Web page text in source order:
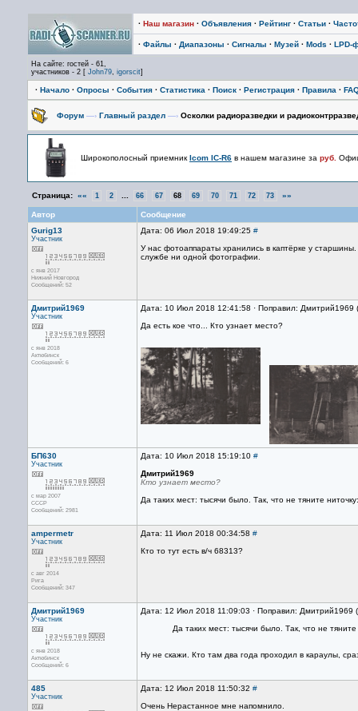
· Наш магазин · Объявления · Рейтинг · Статьи ·
· Файлы · Диапазоны · Сигналы · Музей · Mods · LPD-
На сайте: гостей - 61,
участников - 2 [ John79, igorscit]
· Начало · Опросы · События · Статистика · Поиск · Регистрация · Правила ·
Форум —› Главный раздел —› Осколки радиоразведки и
Широкополосный приемник Icom IC-R6 в нашем магазине за руб.
Страница: «« 1 2 66 67 68 69 70 71 72 73 »»
Автор
Сообщение
Gurig13
Участник
с янв 2017
Нижний Новгород
Сообщений: 52
Дата: 06 Июл 2018 19:49:25 #
У нас фотоаппараты хранились в каптёрке у
службе ни одной фотографии.
Дмитрий1969
Участник
с янв 2018
Актюбинск
Сообщений: 6
Дата: 10 Июл 2018 12:41:58 · Поправил:
Да есть кое что... Кто узнает место?
БП630
Участник
с мар 2007
CCCP
Сообщений: 2981
Дата: 10 Июл 2018 15:19:10 #
Дмитрий1969
Кто узнает место?
Да таких мест: тысячи было. Так, что не тяните
ampermetr
Участник
с авг 2014
Рига
Сообщений: 347
Дата: 11 Июл 2018 00:34:58 #
Кто то тут есть в/ч 68313?
Дмитрий1969
Участник
с янв 2018
Актюбинск
Сообщений: 6
Дата: 12 Июл 2018 11:09:03 · Поправил:
Да таких мест: тысячи было. Так, что не тяните
Ну не скажи. Кто там два года проходил в караулы,
485
Участник
Дата: 12 Июл 2018 11:50:32 #
Очень Нерастанное мне напомнило.